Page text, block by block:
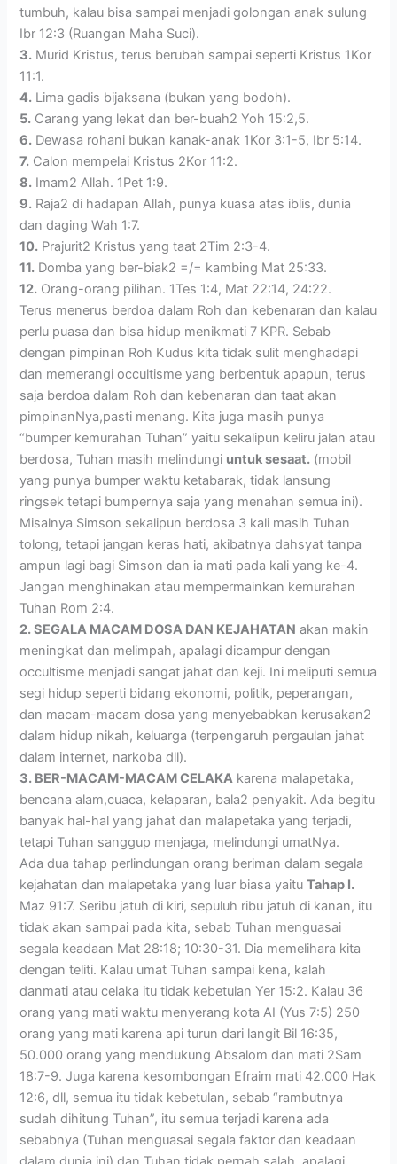
tumbuh, kalau bisa sampai menjadi golongan anak sulung
Ibr 12:3 (Ruangan Maha Suci).
3. Murid Kristus, terus berubah sampai seperti Kristus 1Kor
11:1.
4. Lima gadis bijaksana (bukan yang bodoh).
5. Carang yang lekat dan ber-buah2 Yoh 15:2,5.
6. Dewasa rohani bukan kanak-anak 1Kor 3:1-5, Ibr 5:14.
7. Calon mempelai Kristus 2Kor 11:2.
8. Imam2 Allah. 1Pet 1:9.
9. Raja2 di hadapan Allah, punya kuasa atas iblis, dunia
dan daging Wah 1:7.
10. Prajurit2 Kristus yang taat 2Tim 2:3-4.
11. Domba yang ber-biak2 =/= kambing Mat 25:33.
12. Orang-orang pilihan. 1Tes 1:4, Mat 22:14, 24:22.
Terus menerus berdoa dalam Roh dan kebenaran dan kalau
perlu puasa dan bisa hidup menikmati 7 KPR. Sebab
dengan pimpinan Roh Kudus kita tidak sulit menghadapi
dan memerangi occultisme yang berbentuk apapun, terus
saja berdoa dalam Roh dan kebenaran dan taat akan
pimpinanNya,pasti menang. Kita juga masih punya
“bumper kemurahan Tuhan” yaitu sekalipun keliru jalan atau
berdosa, Tuhan masih melindungi untuk sesaat. (mobil
yang punya bumper waktu ketabarak, tidak lansung
ringsek tetapi bumpernya saja yang menahan semua ini).
Misalnya Simson sekalipun berdosa 3 kali masih Tuhan
tolong, tetapi jangan keras hati, akibatnya dahsyat tanpa
ampun lagi bagi Simson dan ia mati pada kali yang ke-4.
Jangan menghinakan atau mempermainkan kemurahan
Tuhan Rom 2:4.
2. SEGALA MACAM DOSA DAN KEJAHATAN akan makin
meningkat dan melimpah, apalagi dicampur dengan
occultisme menjadi sangat jahat dan keji. Ini meliputi semua
segi hidup seperti bidang ekonomi, politik, peperangan,
dan macam-macam dosa yang menyebabkan kerusakan2
dalam hidup nikah, keluarga (terpengaruh pergaulan jahat
dalam internet, narkoba dll).
3. BER-MACAM-MACAM CELAKA karena malapetaka,
bencana alam,cuaca, kelaparan, bala2 penyakit. Ada begitu
banyak hal-hal yang jahat dan malapetaka yang terjadi,
tetapi Tuhan sanggup menjaga, melindungi umatNya.
Ada dua tahap perlindungan orang beriman dalam segala
kejahatan dan malapetaka yang luar biasa yaituTahap I.
Maz 91:7. Seribu jatuh di kiri, sepuluh ribu jatuh di kanan, itu
tidak akan sampai pada kita, sebab Tuhan menguasai
segala keadaan Mat 28:18; 10:30-31. Dia memelihara kita
dengan teliti. Kalau umat Tuhan sampai kena, kalah
danmati atau celaka itu tidak kebetulan Yer 15:2. Kalau 36
orang yang mati waktu menyerang kota AI (Yus 7:5) 250
orang yang mati karena api turun dari langit Bil 16:35,
50.000 orang yang mendukung Absalom dan mati 2Sam
18:7-9. Juga karena kesombongan Efraim mati 42.000 Hak
12:6, dll, semua itu tidak kebetulan, sebab “rambutnya
sudah dihitung Tuhan”, itu semua terjadi karena ada
sebabnya (Tuhan menguasai segala faktor dan keadaan